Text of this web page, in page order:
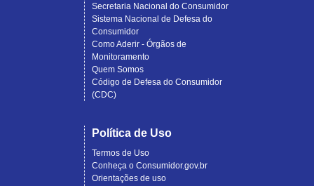
Secretaria Nacional do Consumidor
Sistema Nacional de Defesa do
Consumidor
Como Aderir - Órgãos de
Monitoramento
Quem Somos
Código de Defesa do Consumidor
(CDC)
Política de Uso
Termos de Uso
Conheça o Consumidor.gov.br
Orientações de uso